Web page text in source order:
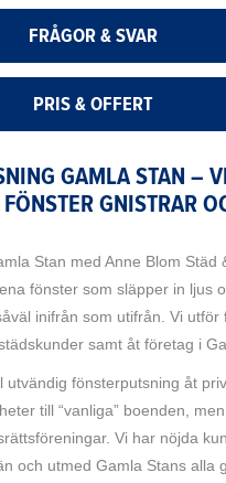
FRÅGOR & SVAR
PRIS & OFFERT
GAMLA STAN –
GNISTRAR
Stan med Anne Blom Städ
fönster som släpper in ljus
inifrån som utifrån. Vi utför
samt åt företag i
utvändig fönsterputsning åt
till “vanliga” boenden,
Vi har nöjda
och utmed Gamla Stans alla